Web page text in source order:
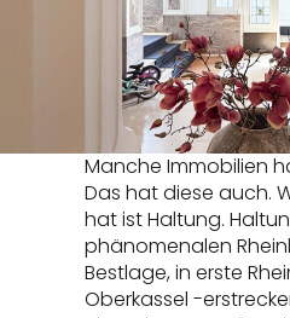
Manche Immobilien
Das hat diese auch.
hat ist Haltung.
phänomenalen
Bestlage, in erste
Oberkassel -